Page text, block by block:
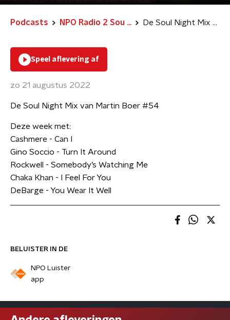
Podcasts NPO Radio 2 Sou ... De Soul Night Mix van Martin Boer #54
BELUISTER IN DE
NPO Luister
app
Speel aflevering af
zo 21 augustus 2022
De Soul Night Mix van Martin Boer #54
Deze week met:
Cashmere - Can I
Gino Soccio - Turn It Around
Rockwell - Somebody’s Watching Me
Chaka Khan - I Feel For You
DeBarge - You Wear It Well